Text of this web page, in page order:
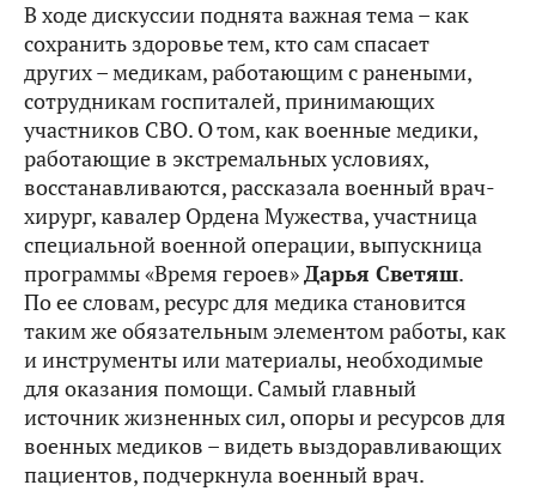
В ходе дискуссии поднята важная тема – как
сохранить здоровье тем, кто сам спасает
других – медикам, работающим с ранеными,
сотрудникам госпиталей, принимающих
участников СВО. О том, как военные медики,
работающие в экстремальных условиях,
восстанавливаются, рассказала военный врач-
хирург, кавалер Ордена Мужества, участница
специальной военной операции, выпускница
программы «Время героев»Дарья Светяш.
По ее словам, ресурс для медика становится
таким же обязательным элементом работы, как
и инструменты или материалы, необходимые
для оказания помощи. Самый главный
источник жизненных сил, опоры и ресурсов для
военных медиков – видеть выздоравливающих
пациентов, подчеркнула военный врач.